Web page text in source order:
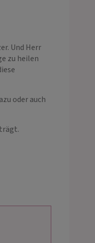
Und Herr
zu heilen
oder auch